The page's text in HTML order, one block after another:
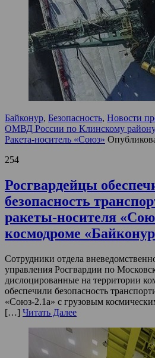
Байконур, Безопасность, Новости
ОМВД России по Клинскому
Ракета-носитель «Союз»
254
Росгвардейцы
безопасность
ракеты-носителя
космодроме
Сотрудники отдела
управления Росгвардии по
дислоцированные на территории
обеспечили безопасность
«Союз-2.1а» с грузовым
[…] Читать Далее